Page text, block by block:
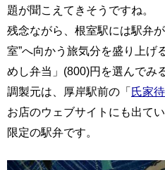
題が聞こえてきそうですね。
残念ながら、根室駅には駅弁
室”へ向かう旅気分を盛り上げ
めし弁当」(800)円を選んでみ
調製元は、厚岸駅前の「 氏家
お店のウェブサイトにも出て
限定の駅弁です。